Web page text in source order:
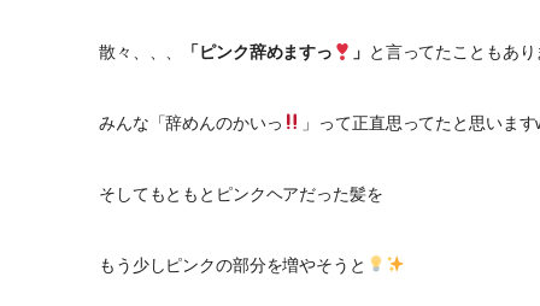
散々、、、 「ピンク辞めますっ 」 と言ってたこともあ
みんな「辞めんのかいっ 」って正直思ってたと思います
そしてもともとピンクヘアだった髪を
もう少しピンクの部分を増やそうと